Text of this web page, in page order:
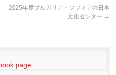
2025年度ブルガリア・ソフィアの日本
文化センター →
page